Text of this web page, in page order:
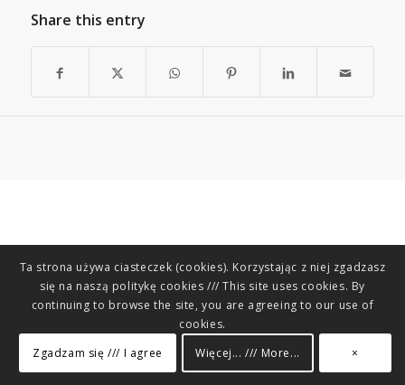
Share this entry
Ta strona używa ciasteczek (cookies). Korzystając z niej zgadzasz
się na naszą politykę cookies /// This site uses cookies. By
continuing to browse the site, you are agreeing to our use of
cookies.
Zgadzam się /// I agree
Więcej... /// More... ×